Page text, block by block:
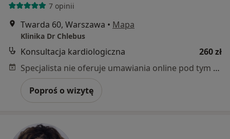
7 opinii
Twarda 60, Warszawa • Mapa
Klinika Dr Chlebus
Konsultacja kardiologiczna
260 zł
Specjalista nie oferuje umawiania online pod tym adresem.
Poproś o wizytę